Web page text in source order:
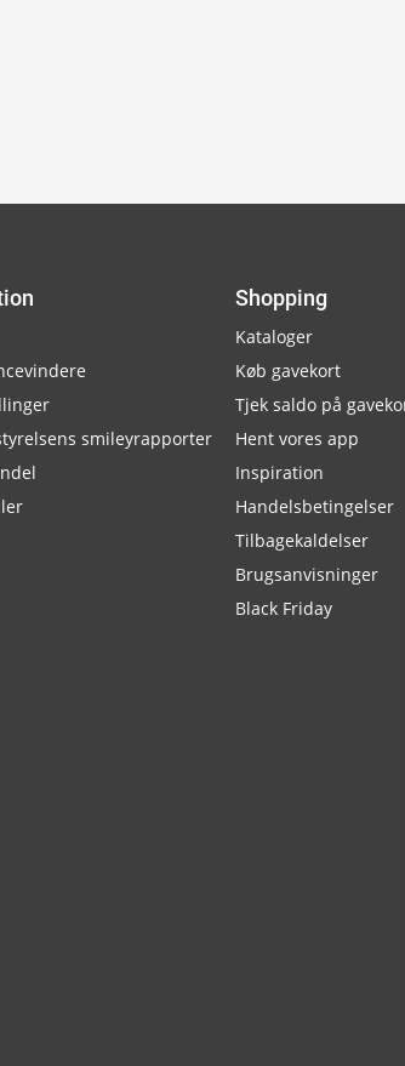
smileyrapporter
Shopping
Kataloger
Køb gavekort
Tjek saldo på
Hent vores app
Inspiration
Handelsbetingelser
Tilbagekaldelser
Brugsanvisninger
Black Friday